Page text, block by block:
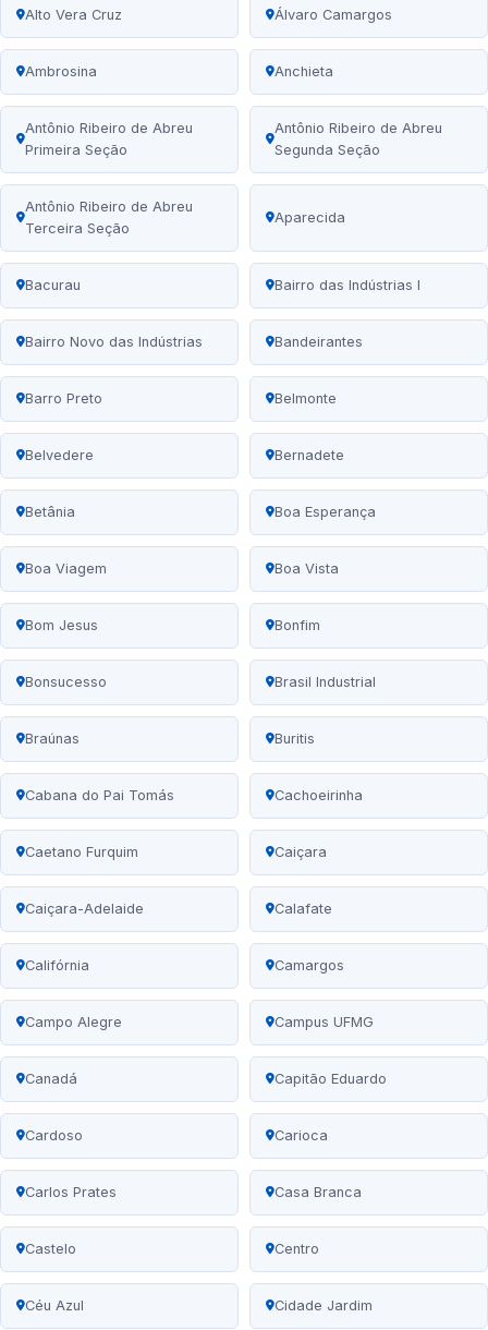
Alto Vera Cruz Álvaro Camargos
Ambrosina Anchieta
Antônio Ribeiro de Abreu
Primeira Seção
Antônio Ribeiro de Abreu
Segunda Seção
Antônio Ribeiro de Abreu
Terceira Seção
Aparecida
Bacurau Bairro das Indústrias I
Bairro Novo das Indústrias Bandeirantes
Barro Preto Belmonte
Belvedere Bernadete
Betânia Boa Esperança
Boa Viagem Boa Vista
Bom Jesus Bonfim
Bonsucesso Brasil Industrial
Braúnas Buritis
Cabana do Pai Tomás Cachoeirinha
Caetano Furquim Caiçara
Caiçara-Adelaide Calafate
Califórnia Camargos
Campo Alegre Campus UFMG
Canadá Capitão Eduardo
Cardoso Carioca
Carlos Prates Casa Branca
Castelo Centro
Céu Azul Cidade Jardim